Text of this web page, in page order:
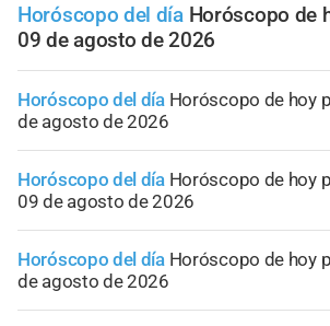
Horóscopo del día Horóscopo de
09 de agosto de 2026
Horóscopo del día Horóscopo de hoy
de agosto de 2026
Horóscopo del día Horóscopo de hoy
09 de agosto de 2026
Horóscopo del día Horóscopo de hoy
de agosto de 2026